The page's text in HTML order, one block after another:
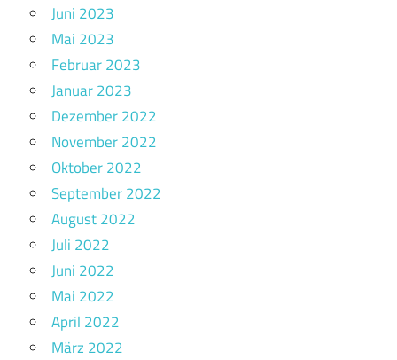
Juni 2023
Mai 2023
Februar 2023
Januar 2023
Dezember 2022
November 2022
Oktober 2022
September 2022
August 2022
Juli 2022
Juni 2022
Mai 2022
April 2022
März 2022